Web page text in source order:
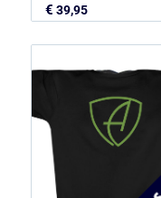
€ 39,95